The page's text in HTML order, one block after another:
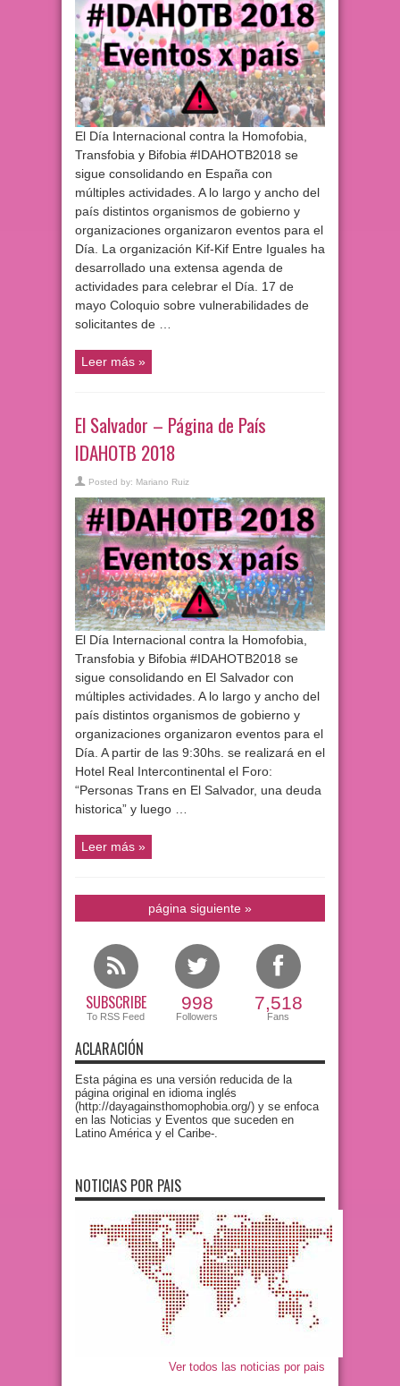
El Día Internacional contra la Homofobia,
Transfobia y Bifobia #IDAHOTB2018 se
sigue consolidando en España con
múltiples actividades. A lo largo y ancho del
país distintos organismos de gobierno y
organizaciones organizaron eventos para el
Día. La organización Kif-Kif Entre Iguales ha
desarrollado una extensa agenda de
actividades para celebrar el Día. 17 de
mayo Coloquio sobre vulnerabilidades de
solicitantes de …
Leer más »
El Salvador – Página de País
IDAHOTB 2018
Posted by: Mariano Ruiz
El Día Internacional contra la Homofobia,
Transfobia y Bifobia #IDAHOTB2018 se
sigue consolidando en El Salvador con
múltiples actividades. A lo largo y ancho del
país distintos organismos de gobierno y
organizaciones organizaron eventos para el
Día. A partir de las 9:30hs. se realizará en el
Hotel Real Intercontinental el Foro:
“Personas Trans en El Salvador, una deuda
historica” y luego …
Leer más »
página siguiente »
SUBSCRIBE
To RSS Feed
998
Followers
7,518
Fans
ACLARACIÓN
Esta página es una versión reducida de la
página original en idioma inglés
(http://dayagainsthomophobia.org/) y se enfoca
en las Noticias y Eventos que suceden en
Latino América y el Caribe-.
NOTICIAS POR PAIS
Ver todos las noticias por pais